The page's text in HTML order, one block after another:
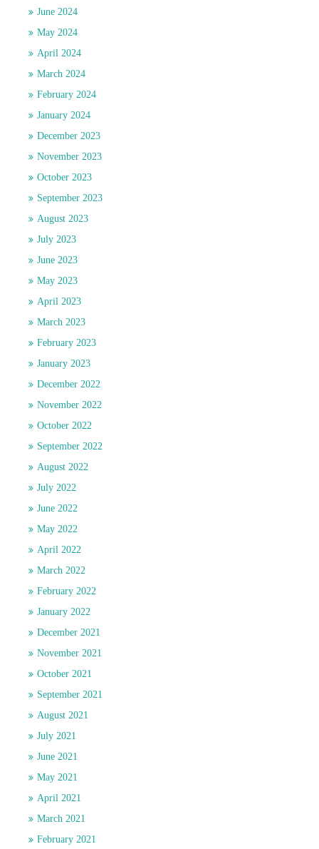
June 2024
May 2024
April 2024
March 2024
February 2024
January 2024
December 2023
November 2023
October 2023
September 2023
August 2023
July 2023
June 2023
May 2023
April 2023
March 2023
February 2023
January 2023
December 2022
November 2022
October 2022
September 2022
August 2022
July 2022
June 2022
May 2022
April 2022
March 2022
February 2022
January 2022
December 2021
November 2021
October 2021
September 2021
August 2021
July 2021
June 2021
May 2021
April 2021
March 2021
February 2021